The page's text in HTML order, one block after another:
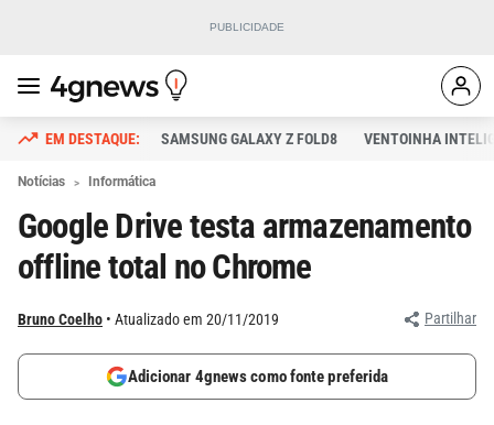
SAMSUNG GALAXY Z FOLD8 VENTOINHA
Notícias Informática
Google Drive testa armazenamento
offline total no Chrome
Bruno Coelho Atualizado em 20/11/2019 Partilhar
Adicionar 4gnews como fonte preferida